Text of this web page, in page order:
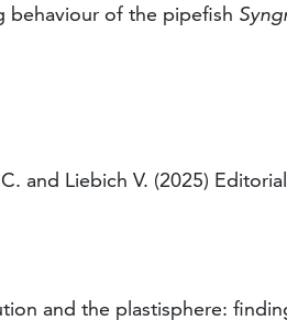
behaviour of the pipefish
and Liebich V. (2025)
and the plastisphere: